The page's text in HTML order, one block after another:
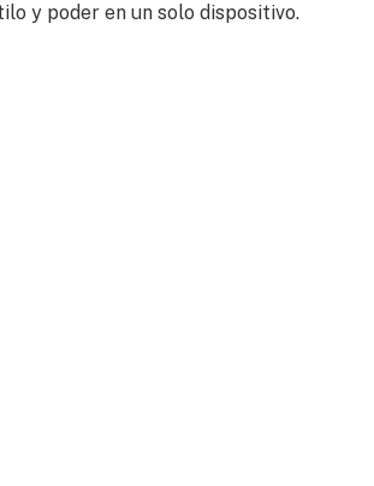
y poder en un solo dispositivo.